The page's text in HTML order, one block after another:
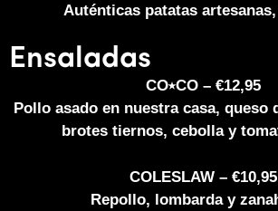
Auténticas patatas
Ensaladas
CO⭑CO – €12,95
Pollo asado en nuestra casa, queso
brotes tiernos, cebolla y
COLESLAW – €10,95
Repollo, lombarda y